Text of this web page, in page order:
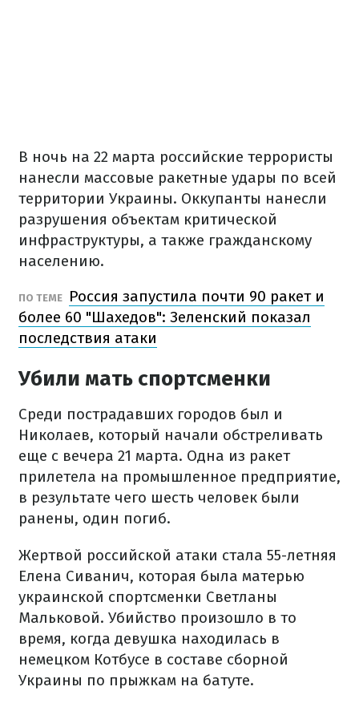
В ночь на 22 марта российские террористы
нанесли массовые ракетные удары по всей
территории Украины. Оккупанты нанесли
разрушения объектам критической
инфраструктуры, а также гражданскому
населению.
ПО ТЕМЕ
Россия запустила почти 90 ракет и
более 60 "Шахедов": Зеленский показал
последствия атаки
Убили мать спортсменки
Среди пострадавших городов был и
Николаев, который начали обстреливать
еще с вечера 21 марта. Одна из ракет
прилетела на промышленное предприятие,
в результате чего шесть человек были
ранены, один погиб.
Жертвой российской атаки стала 55-летняя
Елена Сиванич, которая была матерью
украинской спортсменки Светланы
Мальковой. Убийство произошло в то
время, когда девушка находилась в
немецком Котбусе в составе сборной
Украины по прыжкам на батуте.